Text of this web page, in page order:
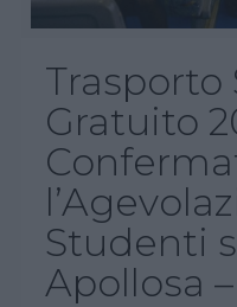
Trasporto
Gratuito
Studenti
Apollosa